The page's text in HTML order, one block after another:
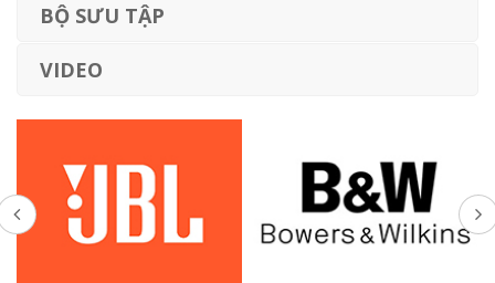
BỘ SƯU TẬP
VIDEO